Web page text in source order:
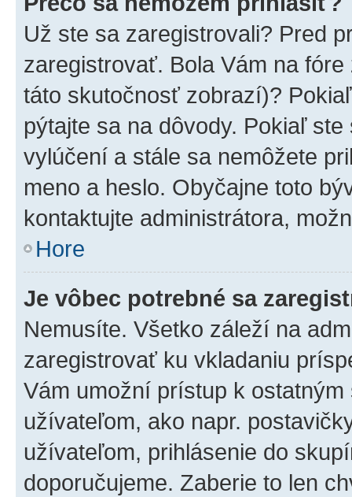
Už ste sa zaregistrovali? Pred
zaregistrovať. Bola Vám na
táto skutočnosť zobrazí)?
pýtajte sa na dôvody. Pokiaľ
vylúčení a stále sa nemôžete
meno a heslo. Obyčajne toto
kontaktujte administrátora,
Hore
Je vôbec potrebné sa
Nemusíte. Všetko záleží na
zaregistrovať ku vkladaniu
Vám umožní prístup k
užívateľom, ako napr.
užívateľom, prihlásenie do
doporučujeme. Zaberie to len